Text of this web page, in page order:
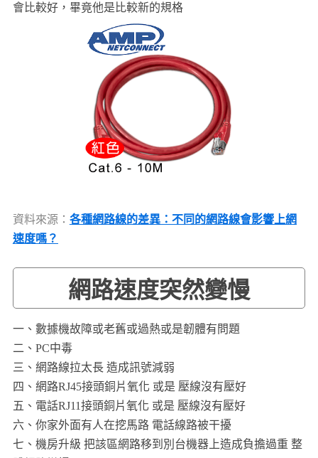
會比較好，畢竟他是比較新的規格
資料來源： 各種網路線的差異：不同的網路線會影響上網
速度嗎？
網路速度突然變慢
一、數據機故障或老舊或過熱或是韌體有問題
二、PC中毒
三、網路線拉太長 造成訊號減弱
四、網路RJ45接頭銅片氧化 或是 壓線沒有壓好
五、電話RJ11接頭銅片氧化 或是 壓線沒有壓好
六、你家外面有人在挖馬路 電話線路被干擾
七、機房升級 把該區網路移到別台機器上造成負擔過重 整